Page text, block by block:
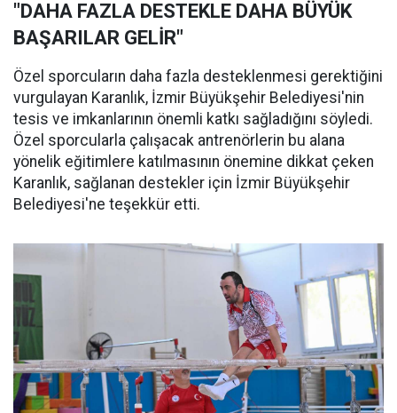
"DAHA FAZLA DESTEKLE DAHA BÜYÜK
BAŞARILAR GELİR"
Özel sporcuların daha fazla desteklenmesi gerektiğini
vurgulayan Karanlık, İzmir Büyükşehir Belediyesi'nin
tesis ve imkanlarının önemli katkı sağladığını söyledi.
Özel sporcularla çalışacak antrenörlerin bu alana
yönelik eğitimlere katılmasının önemine dikkat çeken
Karanlık, sağlanan destekler için İzmir Büyükşehir
Belediyesi'ne teşekkür etti.